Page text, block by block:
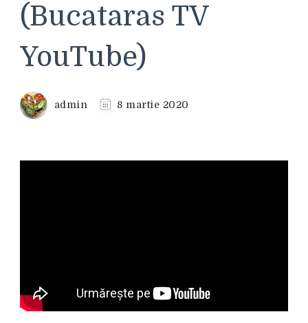
(Bucataras TV
YouTube)
admin 8 martie 2020